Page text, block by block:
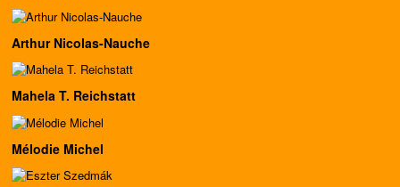
Arthur Nicolas-Nauche
Mahela T. Reichstatt
Mélodie Michel